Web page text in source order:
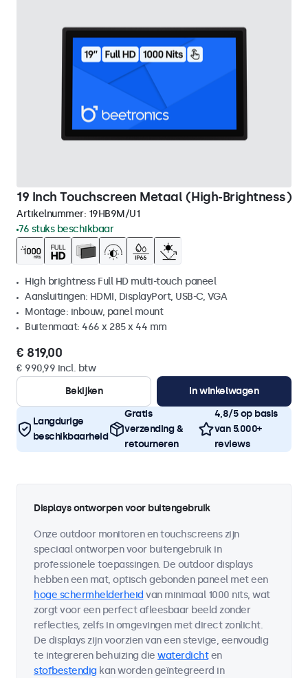
19 Inch Touchscreen Metaal (High-Brightness)
Artikelnummer: 19HB9M/U1
76 stuks beschikbaar
High brightness Full HD multi-touch paneel
Aansluitingen: HDMI, DisplayPort, USB-C, VGA
Montage: inbouw, panel mount
Buitenmaat: 466 x 285 x 44 mm
€ 819,00
€ 990,99 incl. btw
Bekijken
In winkelwagen
Langdurige
beschikbaarheid
Gratis
verzending &
retourneren
4,8/5 op basis
van 5.000+
reviews
Displays ontworpen voor buitengebruik
Onze outdoor monitoren en touchscreens zijn
speciaal ontworpen voor buitengebruik in
professionele toepassingen. De outdoor displays
hebben een mat, optisch gebonden paneel met een
hoge schermhelderheid van minimaal 1000 nits, wat
zorgt voor een perfect afleesbaar beeld zonder
reflecties, zelfs in omgevingen met direct zonlicht.
De displays zijn voorzien van een stevige, eenvoudig
te integreren behuizing die waterdichten
stofbestendig kan worden geïntegreerd in